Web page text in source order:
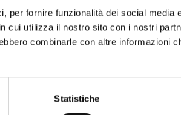
per fornire funzionalità dei social media
cui utilizza il nostro sito con i nostri
combinarle con altre informazioni
Statistiche